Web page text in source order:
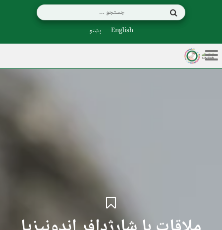
English پښتو